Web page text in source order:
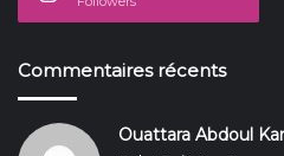
Commentaires récents
Ouattara Abdoul